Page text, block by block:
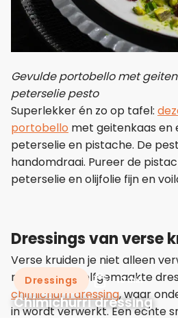
Gevulde portobello met
peterselie pesto
Superlekker én zo op tafel:
portobello met geitenkaas en
peterselie en pistache. De
handomdraai. Pureer de
peterselie en olijfolie fijn en
Dressings van verse
Verse kruiden je niet alleen
maar ook in zelfgemaakte
chimichurri dressing, waar
in wordt verwerkt. Een echte
Dressings 10 min
Chimichurri dressing